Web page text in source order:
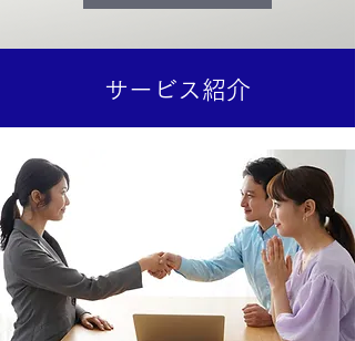
サービス紹介